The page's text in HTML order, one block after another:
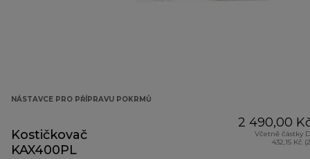
NÁSTAVCE PRO PŘÍPRAVU POKRMŮ
Kostičkovač
KAX400PL
2 490,00
Včetně částky
432,15 Kč